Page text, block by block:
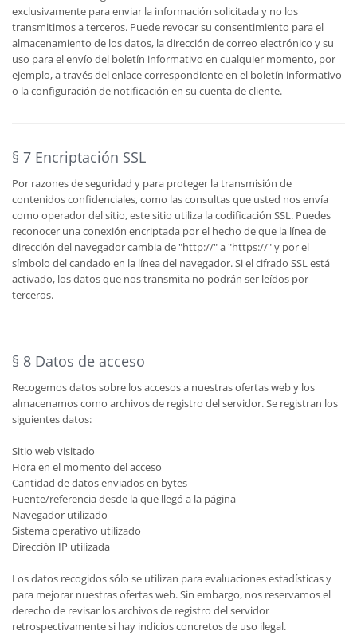
exclusivamente para enviar la información solicitada y no los
transmitimos a terceros. Puede revocar su consentimiento para el
almacenamiento de los datos, la dirección de correo electrónico y su
uso para el envío del boletín informativo en cualquier momento, por
ejemplo, a través del enlace correspondiente en el boletín informativo
o la configuración de notificación en su cuenta de cliente.
§ 7 Encriptación SSL
Por razones de seguridad y para proteger la transmisión de
contenidos confidenciales, como las consultas que usted nos envía
como operador del sitio, este sitio utiliza la codificación SSL. Puedes
reconocer una conexión encriptada por el hecho de que la línea de
dirección del navegador cambia de "http://" a "https://" y por el
símbolo del candado en la línea del navegador. Si el cifrado SSL está
activado, los datos que nos transmita no podrán ser leídos por
terceros.
§ 8 Datos de acceso
Recogemos datos sobre los accesos a nuestras ofertas web y los
almacenamos como archivos de registro del servidor. Se registran los
siguientes datos:
Sitio web visitado
Hora en el momento del acceso
Cantidad de datos enviados en bytes
Fuente/referencia desde la que llegó a la página
Navegador utilizado
Sistema operativo utilizado
Dirección IP utilizada
Los datos recogidos sólo se utilizan para evaluaciones estadísticas y
para mejorar nuestras ofertas web. Sin embargo, nos reservamos el
derecho de revisar los archivos de registro del servidor
retrospectivamente si hay indicios concretos de uso ilegal.